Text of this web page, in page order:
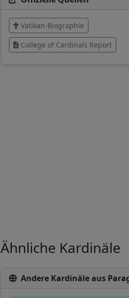
Vatikan-Biographie
College of Cardinals Report
Ähnliche Kardinäle
Andere Kardinäle aus